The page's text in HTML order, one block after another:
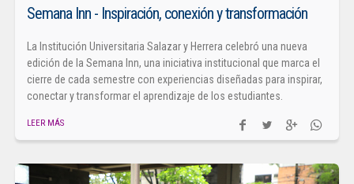
Semana Inn - Inspiración, conexión y transformación
La Institución Universitaria Salazar y Herrera celebró una nueva
edición de la Semana Inn, una iniciativa institucional que marca el
cierre de cada semestre con experiencias diseñadas para inspirar,
conectar y transformar el aprendizaje de los estudiantes.
LEER MÁS